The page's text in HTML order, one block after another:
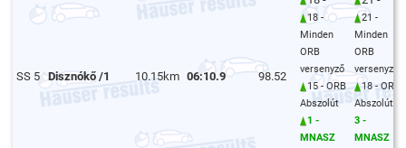
SS 5 Disznókő /1 10.15km 06:10.9 98.52
18 -
Minden
ORB
versenyző
15 - ORB
Abszolút
1 -
MNASZ
21 -
Minden
ORB
versenyző
18 - ORB
Abszolút
3 -
MNASZ